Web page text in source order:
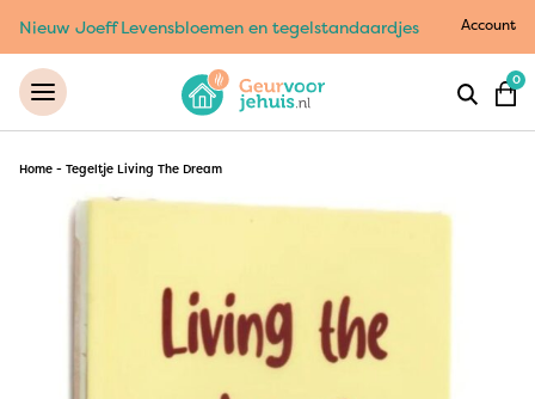
Nieuw Joeff Levensbloemen en tegelstandaardjes Account
0
Home - Tegeltje Living The Dream